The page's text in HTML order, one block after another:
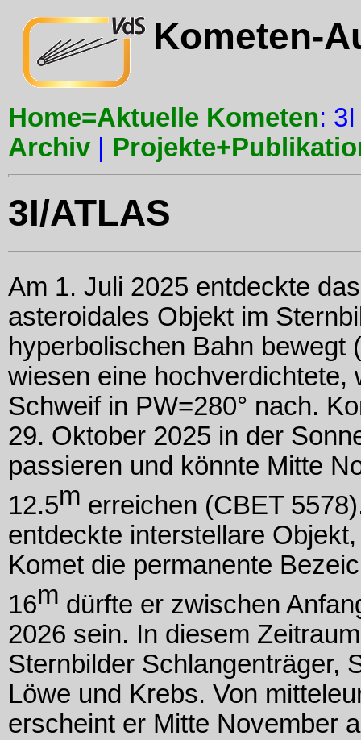
Kometen-
Home=Aktuelle Kometen:
Archiv
3I/ATLAS
Am 1. Juli 2025 entdeckte
asteroidales Objekt im
hyperbolischen Bahn bewegt
wiesen eine hochverdichtete,
Schweif in PW=280° nach.
29. Oktober 2025 in der
passieren und könnte Mitte
12.5m erreichen (CBET
entdeckte interstellare
Komet die permanente
16m dürfte er zwischen
2026 sein. In diesem
Sternbilder Schlangenträger,
Löwe und Krebs. Von
erscheint er Mitte November